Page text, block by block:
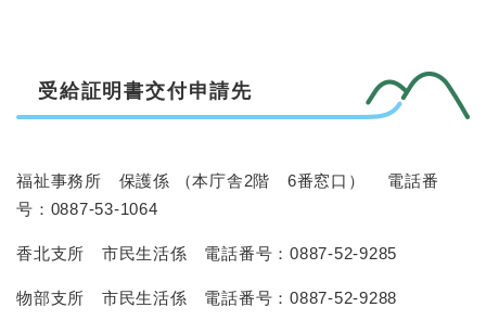
受給証明書交付申請先
福祉事務所 保護係 （本庁舎2階 6番窓口） 電話番
号：0887-53-1064
香北支所 市民生活係 電話番号：0887-52-9285
物部支所 市民生活係 電話番号：0887-52-9288